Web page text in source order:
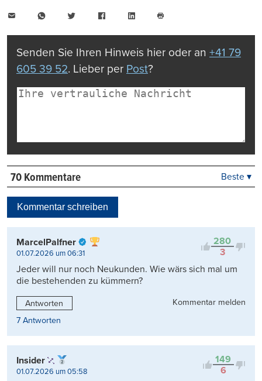
WhatsAppTwitter FacebookLinkedIn
drucken
Senden Sie Ihren Hinweis hier oder an +41 79
605 39 52. Lieber per Post?
70 Kommentare
Kontrovers
Beste ▾
Kommentar schreiben
280
3
MarcelPalfner
01.07.2026 um 06:31
Jeder will nur noch Neukunden. Wie wärs sich mal um
die bestehenden zu kümmern?
Antworten
Kommentar melden
7 Antworten
149
6
Insider
01.07.2026 um 05:58